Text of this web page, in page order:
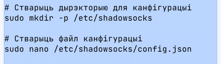
# Стварыць дырэкторыю для канфігурацыі
sudo mkdir -p /etc/shadowsocks
# Стварыць файл канфігурацыі
sudo nano /etc/shadowsocks/config.json